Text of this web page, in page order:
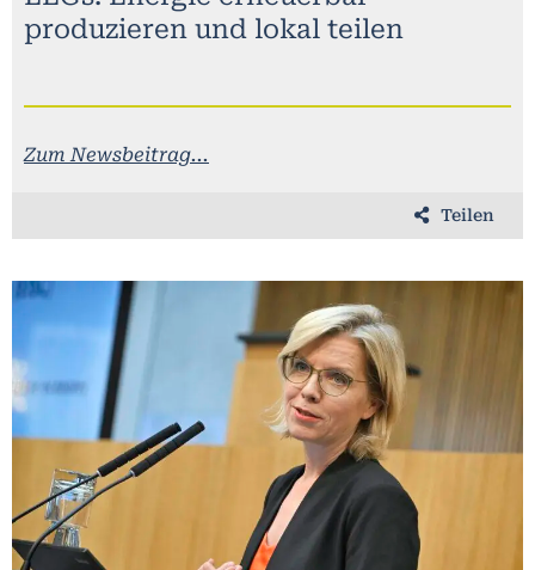
produzieren und lokal teilen
Zum Newsbeitrag...
Teilen